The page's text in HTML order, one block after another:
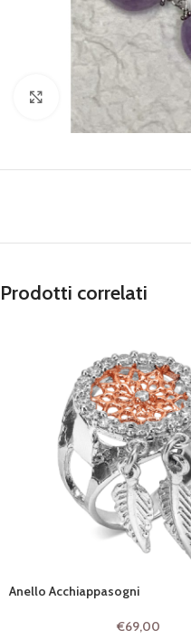
Clicca per espandere
Prodotti correlati
Anello Acchiappasogni
€69,00